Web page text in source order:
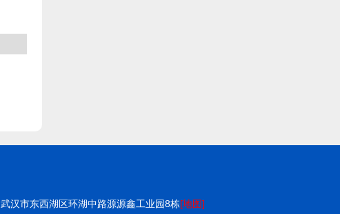
武汉市东西湖区环湖中路源源鑫工业园8栋[地图]